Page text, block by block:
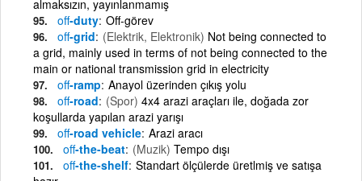
almaksızın, yayınlanmamış
off-duty Off-görev
off-grid (Elektrik, Elektronik) Not being connected to
a grid, mainly used in terms of not being connected to the
main or national transmission grid in electricity
off-ramp Anayol üzerinden çıkış yolu
off-road (Spor) 4x4 arazi araçları ile, doğada zor
koşullarda yapılan arazi yarışı
off-road vehicle Arazi aracı
off-the-beat (Muzik) Tempo dışı
off-the-shelf Standart ölçülerde üretlmiş ve satışa